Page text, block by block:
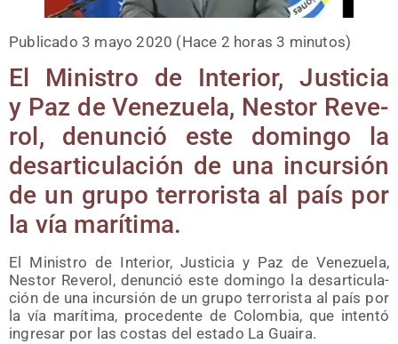
Publi­ca­do 3 mayo 2020 (Hace 2 horas 3 minutos)
El Minis­tro de Inte­rior, Jus­ti­cia
y Paz de Vene­zue­la, Nes­tor Reve­
rol, denun­ció este domin­go la
des­ar­ti­cu­la­ción de una incur­sión
de un gru­po terro­ris­ta al país por
la vía marítima.
El Minis­tro de Inte­rior, Jus­ti­cia y Paz de Vene­zue­la,
Nes­tor Reve­rol, denun­ció este domin­go la des­ar­ti­cu­la­
ción de una incur­sión de un gru­po terro­ris­ta al país por
la vía marí­ti­ma, pro­ce­den­te de Colom­bia, que inten­tó
ingre­sar por las cos­tas del esta­do La Guaira.